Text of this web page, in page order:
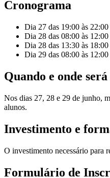
Cronograma
Dia 27 das 19:00 às 22:00
Dia 28 das 08:00 às 12:00
Dia 28 das 13:30 às 18:00
Dia 29 das 08:00 às 12:00
Quando e onde
Nos dias 27, 28 e 29 de junho,
alunos.
Investimento e
O investimento necessário para
Formulário de